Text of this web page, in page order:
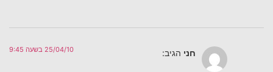
חני הגיב: 25/04/10 בשעה 9:45